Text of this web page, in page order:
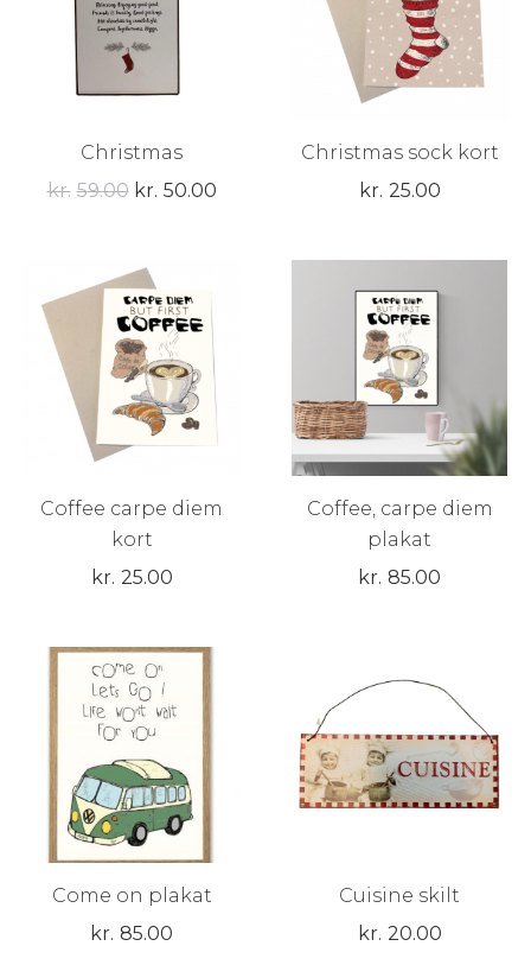
Christmas
kr. 59.00 Den
var:
kr.59.00.
kr. 50.00Den
Christmas sock kort
kr. 25.00
Coffee carpe diem
kort
kr. 25.00
Coffee, carpe diem
plakat
kr. 85.00
Come on plakat
kr. 85.00
Cuisine skilt
kr. 20.00